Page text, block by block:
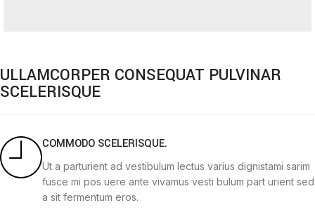
ULLAMCORPER CONSEQUAT PULVINAR
SCELERISQUE
COMMODO SCELERISQUE.
Ut a parturient ad vestibulum lectus varius dignistami sarim
fusce mi pos uere ante vivamus vesti bulum part urient sed
a sit fermentum eros.